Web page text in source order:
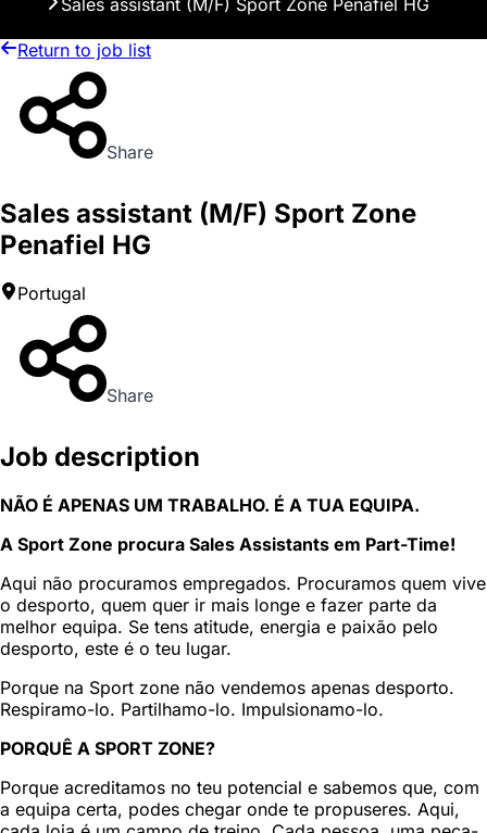
Sales assistant (M/F) Sport Zone Penafiel HG
Return to job list
Share
Sales assistant (M/F) Sport Zone
Penafiel HG
Portugal
Share
Job description
NÃO É APENAS UM TRABALHO. É A TUA EQUIPA.
A Sport Zone procura Sales Assistants em Part-Time!
Aqui não procuramos empregados. Procuramos quem vive
o desporto, quem quer ir mais longe e fazer parte da
melhor equipa. Se tens atitude, energia e paixão pelo
desporto, este é o teu lugar.
Porque na Sport zone não vendemos apenas desporto.
Respiramo-lo. Partilhamo-lo. Impulsionamo-lo.
PORQUÊ A SPORT ZONE?
Porque acreditamos no teu potencial e sabemos que, com
a equipa certa, podes chegar onde te propuseres. Aqui,